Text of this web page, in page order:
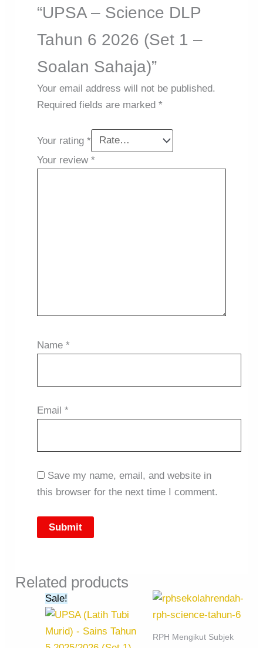
“UPSA – Science DLP
Tahun 6 2026 (Set 1 –
Soalan Sahaja)”
Your email address will not be published.
Required fields are marked *
Your rating *
Your review *
Name *
Email *
Save my name, email, and website in
this browser for the next time I comment.
Related products
Sale!
was:
RM12.00.
is:
RM10.00.
RPH Mengikut Subjek